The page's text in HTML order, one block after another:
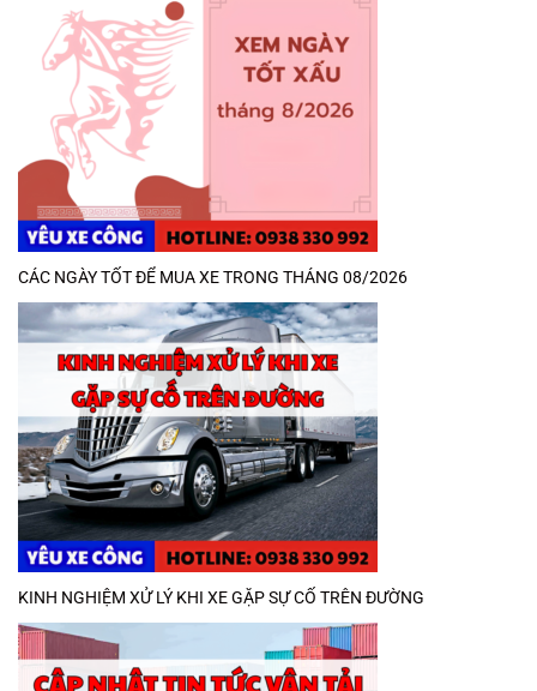
CÁC NGÀY TỐT ĐỂ MUA XE TRONG THÁNG 08/2026
KINH NGHIỆM XỬ LÝ KHI XE GẶP SỰ CỐ TRÊN ĐƯỜNG